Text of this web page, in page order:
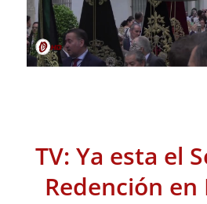
TV: Ya esta el
Redención en